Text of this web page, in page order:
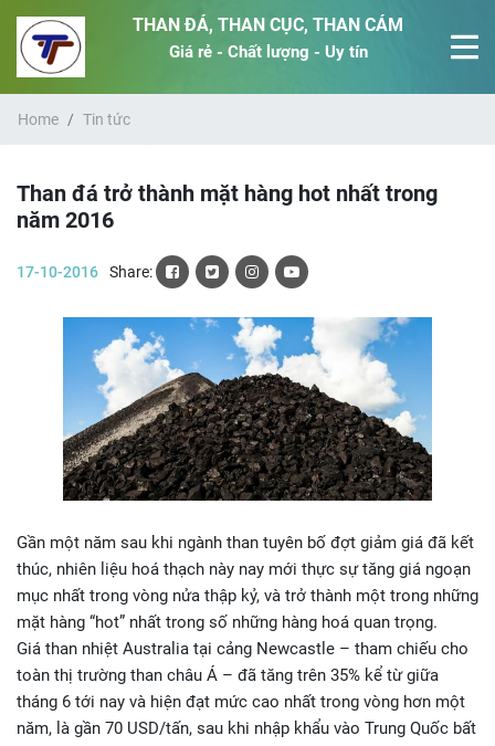
THAN ĐÁ, THAN CỤC, THAN CÁM
Giá rẻ - Chất lượng - Uy tín
Home Tin tức
Than đá trở thành mặt hàng hot nhất trong
năm 2016
17-10-2016 Share:
Gần một năm sau khi ngành than tuyên bố đợt giảm giá đã kết
thúc, nhiên liệu hoá thạch này nay mới thực sự tăng giá ngoạn
mục nhất trong vòng nửa thập kỷ, và trở thành một trong những
mặt hàng “hot” nhất trong số những hàng hoá quan trọng.
Giá than nhiệt Australia tại cảng Newcastle – tham chiếu cho
toàn thị trường than châu Á – đã tăng trên 35% kể từ giữa
tháng 6 tới nay và hiện đạt mức cao nhất trong vòng hơn một
năm, là gần 70 USD/tấn, sau khi nhập khẩu vào Trung Quốc bất